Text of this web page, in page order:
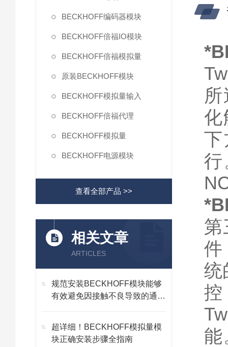
BECKHOFF编码器模块
BECKHOFF倍福IO模块
BECKHOFF倍福模拟量
原装BECKHOFF模块
BECKHOFF模拟量输入
BECKHOFF倍福代理
BECKHOFF模拟量
BECKHOFF电源模块
查看全部产品 >>
相关文章
ARTICLES
规范安装BECKHOFF模块能够
有效避免因接触不良导致的通讯
超详细！BECKHOFF模拟量模
块正确安装步骤全指南
化
下
行
第
件
统
能